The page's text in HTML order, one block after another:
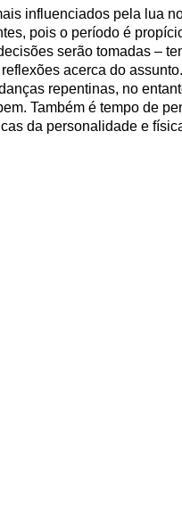
influenciados pela lua
pois o período é
serão tomadas –
acerca do
repentinas, no
Também é tempo de
da personalidade e